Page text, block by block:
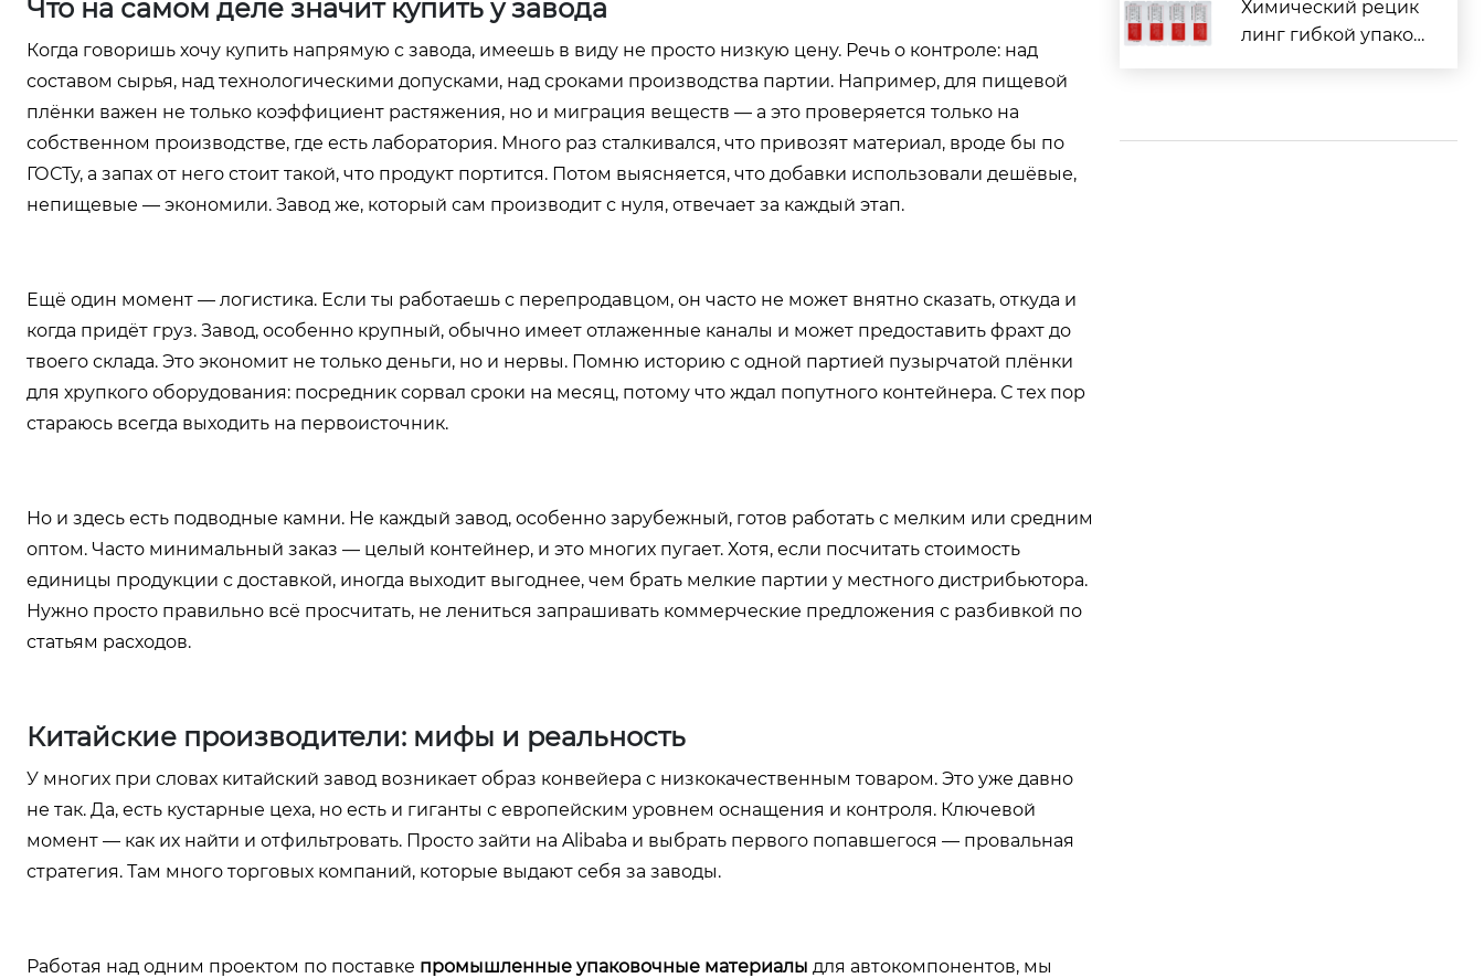
Что на самом деле значит купить у завода
Когда говоришь хочу купить напрямую с завода, имеешь в виду не просто низкую цену. Речь о контроле: над
составом сырья, над технологическими допусками, над сроками производства партии. Например, для пищевой
плёнки важен не только коэффициент растяжения, но и миграция веществ — а это проверяется только на
собственном производстве, где есть лаборатория. Много раз сталкивался, что привозят материал, вроде бы по
ГОСТу, а запах от него стоит такой, что продукт портится. Потом выясняется, что добавки использовали дешёвые,
непищевые — экономили. Завод же, который сам производит с нуля, отвечает за каждый этап.
Ещё один момент — логистика. Если ты работаешь с перепродавцом, он часто не может внятно сказать, откуда и
когда придёт груз. Завод, особенно крупный, обычно имеет отлаженные каналы и может предоставить фрахт до
твоего склада. Это экономит не только деньги, но и нервы. Помню историю с одной партией пузырчатой плёнки
для хрупкого оборудования: посредник сорвал сроки на месяц, потому что ждал попутного контейнера. С тех пор
стараюсь всегда выходить на первоисточник.
Но и здесь есть подводные камни. Не каждый завод, особенно зарубежный, готов работать с мелким или средним
оптом. Часто минимальный заказ — целый контейнер, и это многих пугает. Хотя, если посчитать стоимость
единицы продукции с доставкой, иногда выходит выгоднее, чем брать мелкие партии у местного дистрибьютора.
Нужно просто правильно всё просчитать, не лениться запрашивать коммерческие предложения с разбивкой по
статьям расходов.
Китайские производители: мифы и реальность
У многих при словах китайский завод возникает образ конвейера с низкокачественным товаром. Это уже давно
не так. Да, есть кустарные цеха, но есть и гиганты с европейским уровнем оснащения и контроля. Ключевой
момент — как их найти и отфильтровать. Просто зайти на Alibaba и выбрать первого попавшегося — провальная
стратегия. Там много торговых компаний, которые выдают себя за заводы.
Работая над одним проектом по поставке промышленные упаковочные материалы для автокомпонентов, мы
аркетинговая конц
епция?
Химический рецик
линг гибкой упаков